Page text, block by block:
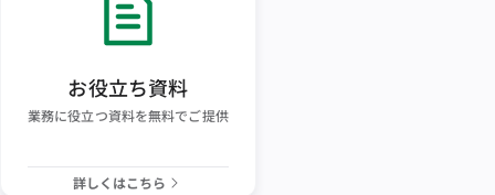
お役立ち資料
業務に役立つ資料を無料でご提供
詳しくはこちら